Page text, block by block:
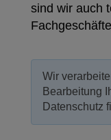
sind wir auch
Wir
Bearbeitung
Datenschutz